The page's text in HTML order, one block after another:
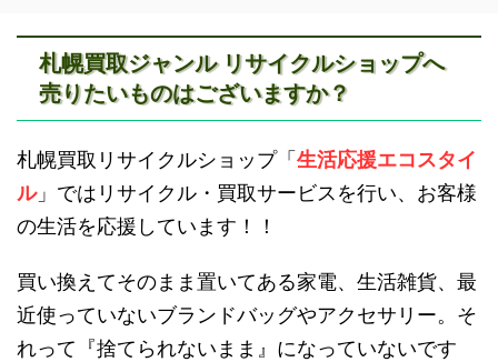
新十津川不用品回収
砂川不用品回収 帯広・十勝不用品回収
札幌買取ジャンル リサイクルショップへ
売りたいものはございますか？
札幌買取リサイクルショップ「 生活応援エコスタイ
ル」ではリサイクル・買取サービスを行い、お客様
の生活を応援しています！！
買い換えてそのまま置いてある家電、生活雑貨、最
近使っていないブランドバッグやアクセサリー。そ
れって『捨てられないまま』になっていないです